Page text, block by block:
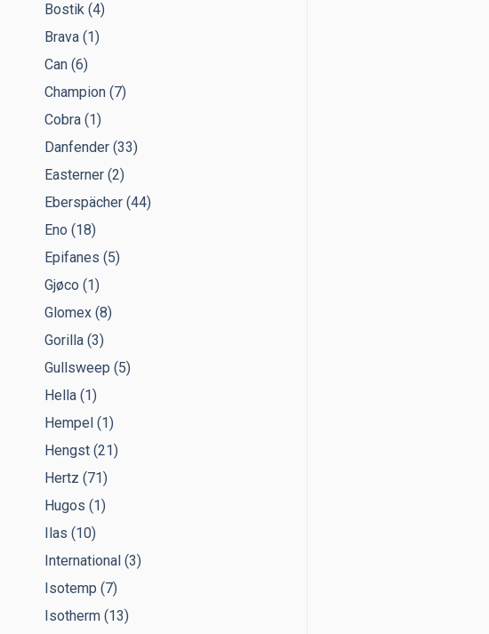
Bostik (4)
Brava (1)
Can (6)
Champion (7)
Cobra (1)
Danfender (33)
Easterner (2)
Eberspächer (44)
Eno (18)
Epifanes (5)
Gjøco (1)
Glomex (8)
Gorilla (3)
Gullsweep (5)
Hella (1)
Hempel (1)
Hengst (21)
Hertz (71)
Hugos (1)
Ilas (10)
International (3)
Isotemp (7)
Isotherm (13)